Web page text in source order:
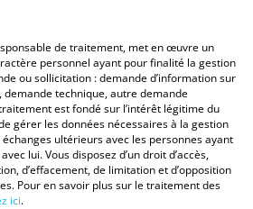
de traitement, met en œuvre un
personnel ayant pour finalité la gestion
ou sollicitation : demande d’information sur
demande technique, autre demande
est fondé sur l’intérêt légitime du
gérer les données nécessaires à la gestion
ultérieurs avec les personnes ayant
lui. Vous disposez d’un droit d’accès,
d’effacement, de limitation et d’opposition
Pour en savoir plus sur le traitement des
ici.